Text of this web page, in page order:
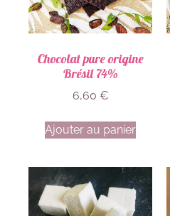
Chocolat pure origine
Brésil 74%
6,60 €
Ajouter au panier